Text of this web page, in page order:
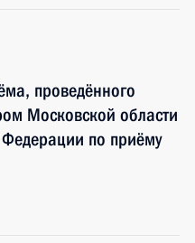
проведённого
Московской области
по приёму